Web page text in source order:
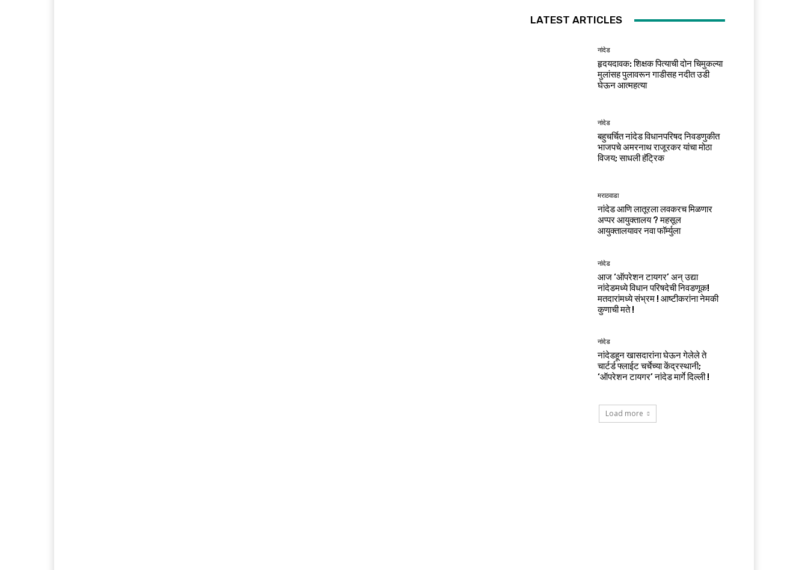
LATEST ARTICLES
नांदेड
हृदयदावक: शिक्षक पित्याची दोन चिमुकल्या
मुलांसह पुलावरून गाडीसह नदीत उडी
घेऊन आत्महत्या
नांदेड
बहुचर्चित नांदेड विधानपरिषद निवडणुकीत
भाजपचे अमरनाथ राजूरकर यांचा मोठा
विजय; साधली हॅट्रिक
मराठवाडा
नांदेड आणि लातूरला लवकरच मिळणार
अप्पर आयुक्तालय ? महसूल
आयुक्तालयावर नवा फॉर्म्युला
नांदेड
आज ‘ऑपरेशन टायगर’ अन् उद्या
नांदेडमध्ये विधान परिषदेची निवडणूक!
मतदारांमध्ये संभ्रम ! आष्टीकरांना नेमकी
कुणाची मते !
नांदेड
नांदेडहून खासदारांना घेऊन गेलेले ते
चार्टर्ड फ्लाईट चर्चेच्या केंद्रस्थानी;
‘ऑपरेशन टायगर’ नांदेड मार्गे दिल्ली !
Load more